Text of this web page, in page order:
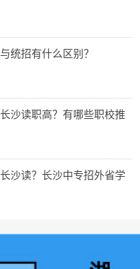
统招有什么区别？
沙读职高？有哪些职校推
沙读？长沙中专招外省学